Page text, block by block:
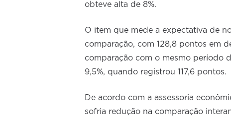
obteve alta de 8%.
O item que mede a expectativa de
comparação, com 128,8 pontos em
comparação com o mesmo período
9,5%, quando registrou 117,6 pontos.
De acordo com a assessoria
sofria redução na comparação